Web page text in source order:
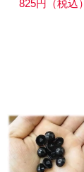
825円（税込）